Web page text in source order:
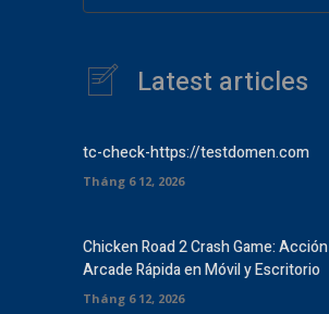
Latest articles
tc-check-https://testdomen.com
Tháng 6 12, 2026
Chicken Road 2 Crash Game: Acción
Arcade Rápida en Móvil y Escritorio
Tháng 6 12, 2026